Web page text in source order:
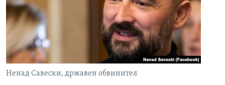
Ненад Савески, државен обвинител